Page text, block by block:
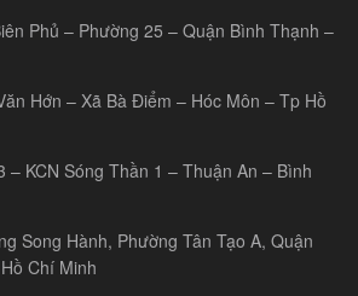
Phủ – Phường 25 – Quận Bình Thạnh –
Hớn – Xã Bà Điểm – Hóc Môn – Tp Hồ
– KCN Sóng Thần 1 – Thuận An – Bình
Song Hành, Phường Tân Tạo A, Quận
Chí Minh